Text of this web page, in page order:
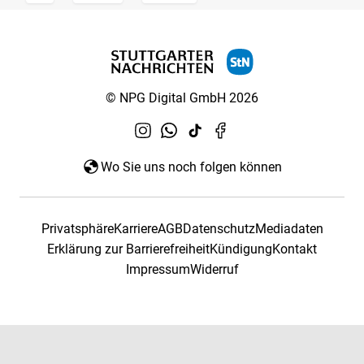
© NPG Digital GmbH 2026
Wo Sie uns noch folgen können
PrivatsphäreKarriereAGBDatenschutzMediadaten
Erklärung zur BarrierefreiheitKündigungKontakt
ImpressumWiderruf